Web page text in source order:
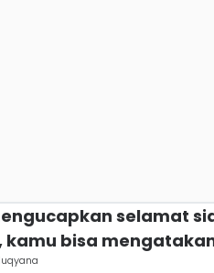
selamat
kamu bisa